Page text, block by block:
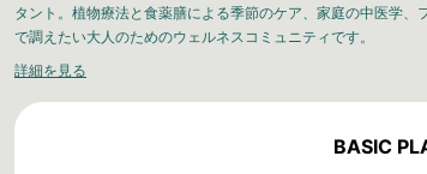
タント。植物療法と食薬膳による季節のケア、家庭の中医学
で調えたい大人のためのウェルネスコミュニティです。
詳細を見る
BASIC